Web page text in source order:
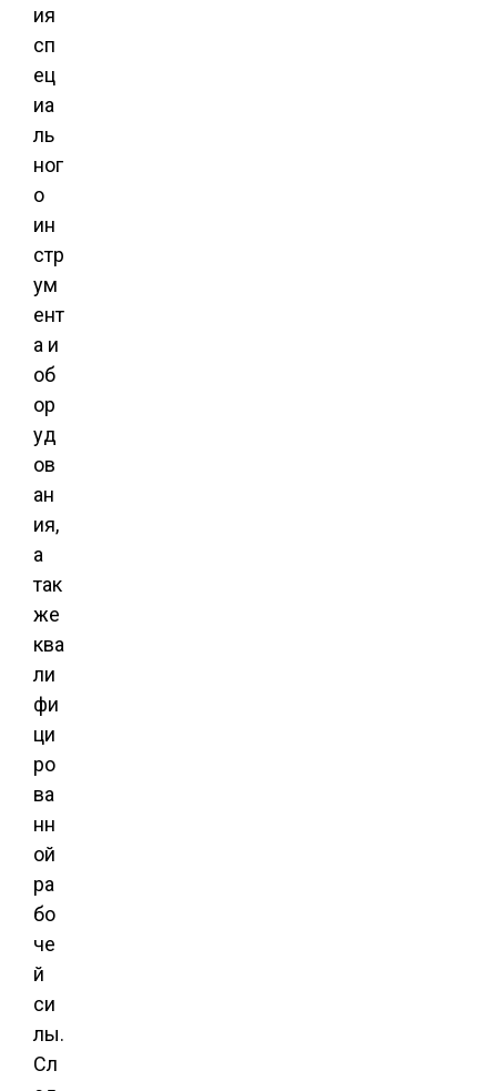
ия
сп
ец
иа
ль
ног
о
ин
стр
ум
ент
а и
об
ор
уд
ов
ан
ия,
а
так
же
ква
ли
фи
ци
ро
ва
нн
ой
ра
бо
че
й
си
лы.
Сл